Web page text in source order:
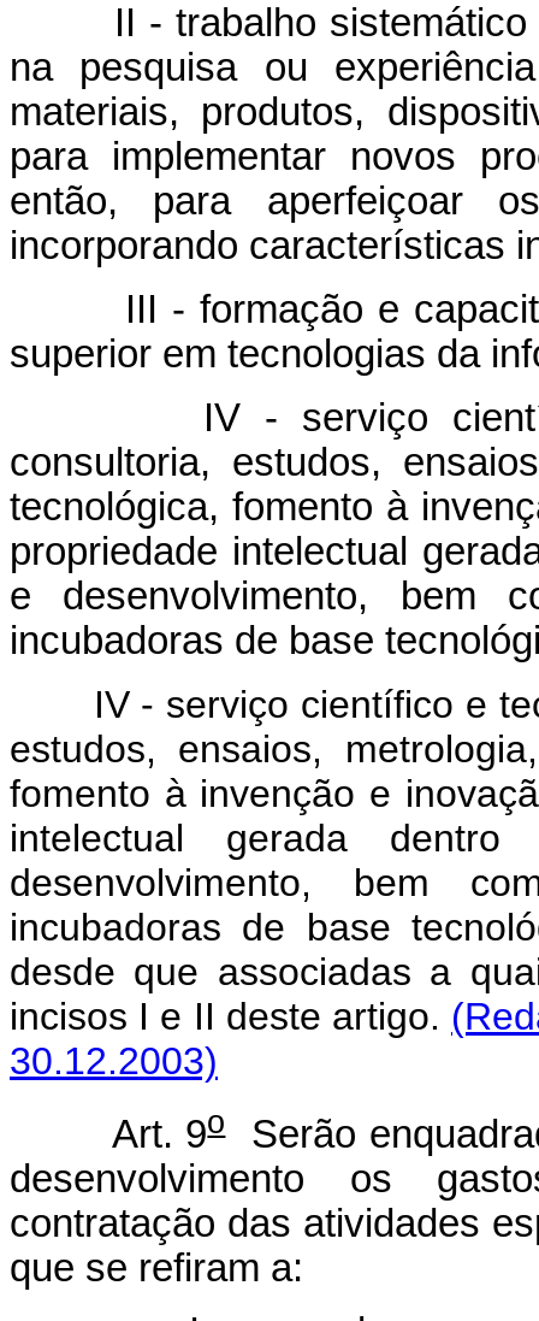
II - trabalho sistemático
na pesquisa ou
materiais, produtos,
para implementar novos
então, para aperfeiçoar
incorporando características
III - formação e
superior em tecnologias da
IV - serviço científico
consultoria, estudos,
tecnológica, fomento à
propriedade intelectual
e desenvolvimento, bem
incubadoras de base
IV - serviço científico e
estudos, ensaios,
fomento à invenção e
intelectual gerada
desenvolvimento, bem
incubadoras de base
desde que associadas a
incisos I e II deste artigo.
30.12.2003)
Art. 9oSerão
desenvolvimento os
contratação das atividades
que se refiram a: